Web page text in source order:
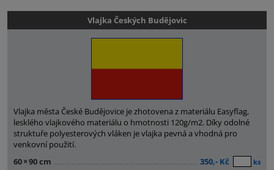
Vlajka Českých Budějovic
Vlajka města České Budějovice je zhotovena z materiálu Easyflag,
lesklého vlajkového materiálu o hmotnosti 120g/m2. Díky odolné
struktuře polyesterových vláken je vlajka pevná a vhodná pro
venkovní použití.
60×90 cm 350,- Kč ks